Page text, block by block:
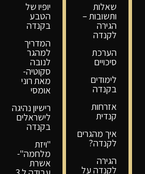
שאלות
ותשובות –
הגירה
לקנדה
הערכת
סיכויים
לימודים
בקנדה
אזרחות
קנדית
איך מהגרים
לקנדה?
הגירה
לקנדה על
יופיו של
הטבע
בקנדה
המדריך
למהגר
לנובה
סקוטיה-
מאת רוני
אומסי
רישיון נהיגה
לישראלים
בקנדה
"ויזת
מלחמה"-
אשרת